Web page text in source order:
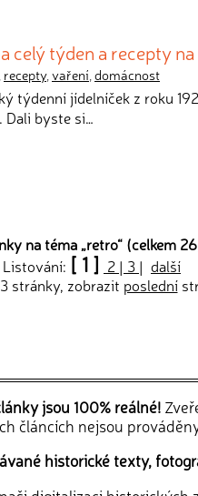
celý týden a recepty
, recepty,vaření,domácnost
týdenní jídelníček z roku
Dali byste si…
na téma „retro“ (celkem
Listování: [ 1 ] 2 | 3 | další
stránky, zobrazit poslední
jsou 100% reálné!
článcích nejsou
historické texty,